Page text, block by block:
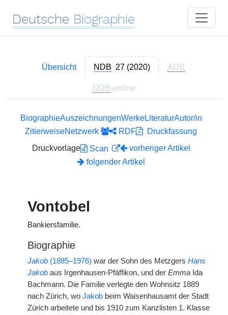
Deutsche Biographie
Übersicht NDB 27 (2020) ADB
NDB-online
BiographieAuszeichnungenWerkeLiteraturAutor/in
ZitierweiseNetzwerk RDF
Druckfassung
Druckvorlage
Scan
vorheriger Artikel
folgender Artikel
Vontobel
Bankiersfamilie.
Biographie
Jakob (1885–1976) war der Sohn des Metzgers Hans
Jakob aus Irgenhausen-Pfäffikon, und der Emma Ida
Bachmann. Die Familie verlegte den Wohnsitz 1889
nach Zürich, wo Jakob beim Waisenhausamt der Stadt
Zürich arbeitete und bis 1910 zum Kanzlisten 1. Klasse